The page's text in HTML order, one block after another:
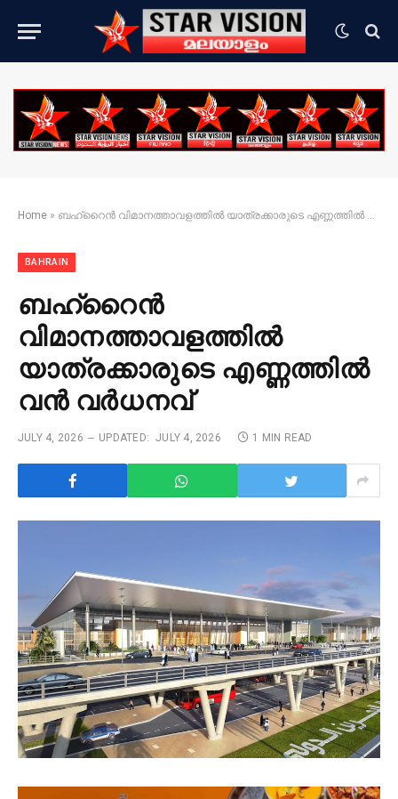
Home » ബഹ്‌റൈൻ വിമാനത്താവളത്തിൽ യാത്രക്കാരുടെ എണ്ണത്തിൽ വൻ വർധനവ്
BAHRAIN
ബഹ്‌റൈൻ
വിമാനത്താവളത്തിൽ
യാത്രക്കാരുടെ എണ്ണത്തിൽ
വൻ വർധനവ്
JULY 4, 2026 UPDATED: JULY 4, 2026 1 MIN READ